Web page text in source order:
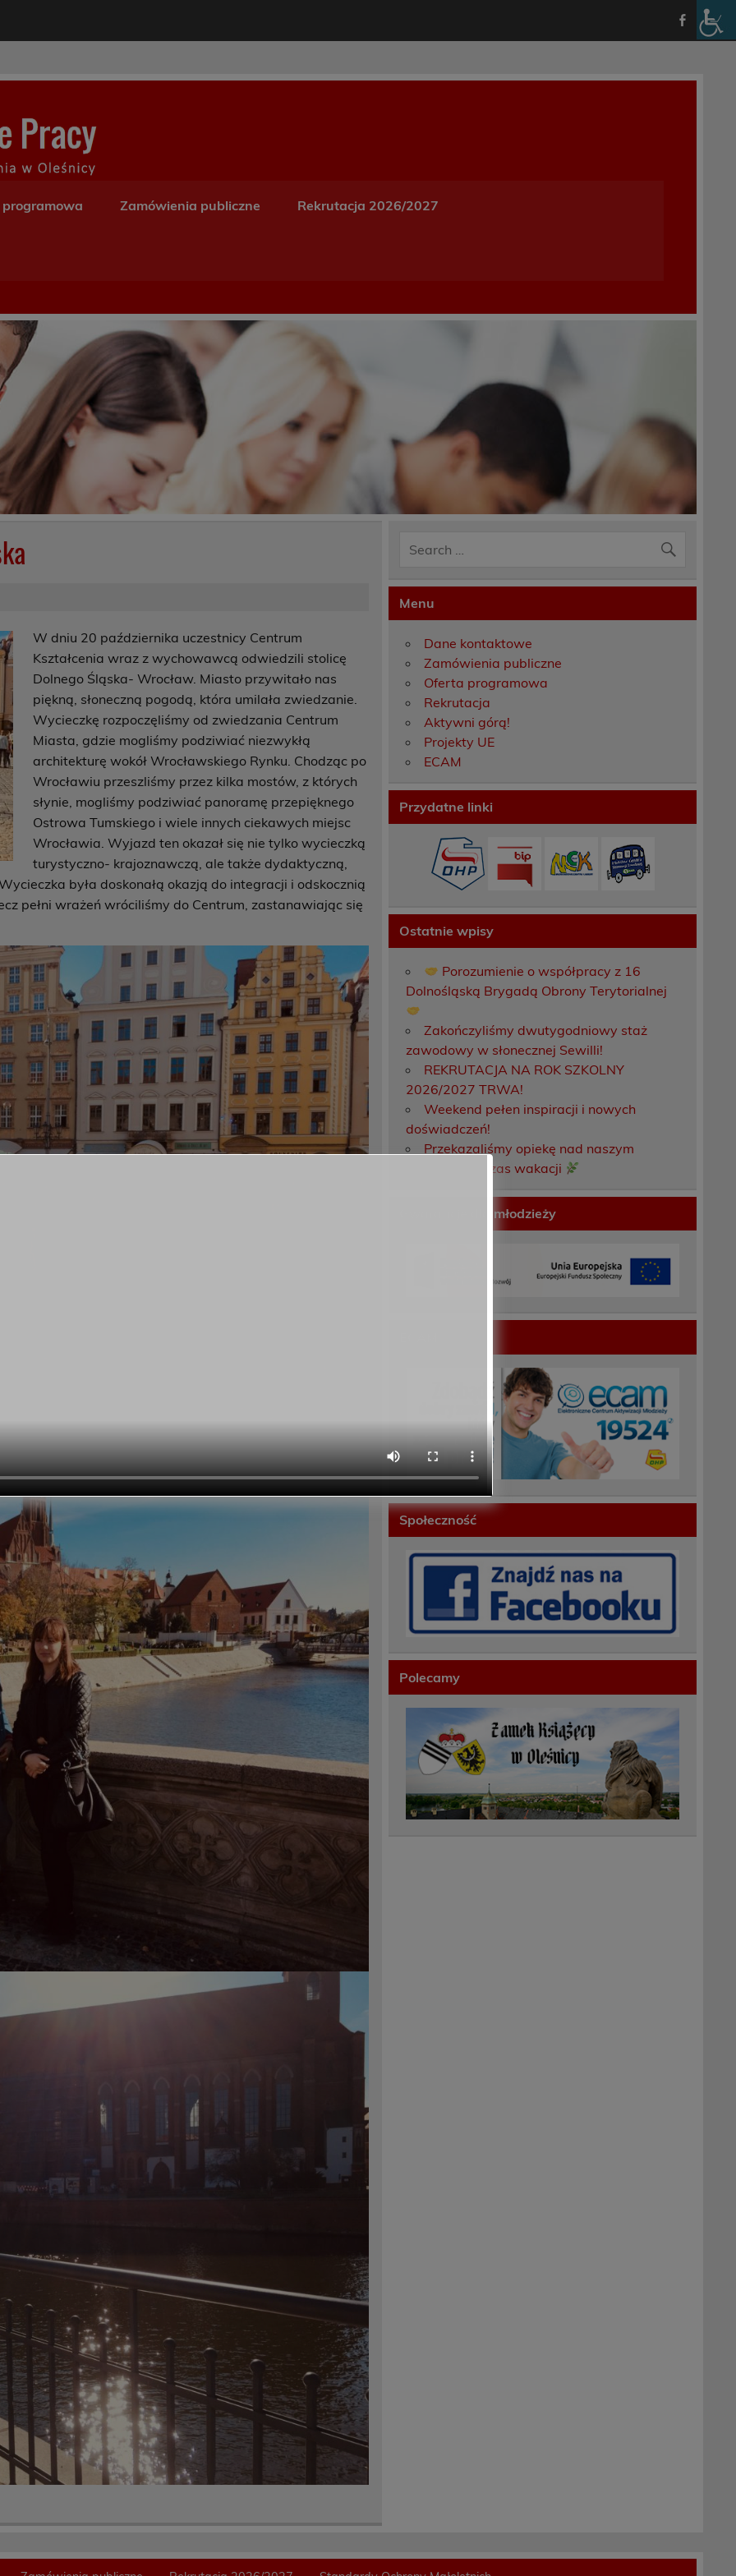
Zamówienia publiczne Rekrutacja 2026/2027
W dniu 20 października uczestnicy Centrum
Kształcenia wraz z wychowawcą odwiedzili stolicę
Dolnego Śląska- Wrocław. Miasto przywitało nas
piękną, słoneczną pogodą, która umilała zwiedzanie.
Wycieczkę rozpoczęliśmy od zwiedzania Centrum
Miasta, gdzie mogliśmy podziwiać niezwykłą
architekturę wokół Wrocławskiego Rynku. Chodząc po
Wrocławiu przeszliśmy przez kilka mostów, z których
słynie, mogliśmy podziwiać panoramę przepięknego
Ostrowa Tumskiego i wiele innych ciekawych miejsc
Wrocławia. Wyjazd ten okazał się nie tylko wycieczką
turystyczno- krajoznawczą, ale także dydaktyczną,
była doskonałą okazją do integracji i odskocznią
pełni wrażeń wróciliśmy do Centrum, zastanawiając się
Menu
Dane kontaktowe
Zamówienia publiczne
Oferta programowa
Rekrutacja
Aktywni górą!
Projekty UE
ECAM
Przydatne linki
Ostatnie wpisy
Porozumienie o współpracy z 16
Dolnośląską Brygadą Obrony Terytorialnej
Zakończyliśmy dwutygodniowy staż
zawodowy w słonecznej Sewilli!
REKRUTACJA NA ROK SZKOLNY
2026/2027 TRWA!
Weekend pełen inspiracji i nowych
doświadczeń!
Przekazaliśmy opiekę nad naszym
ogrodem na czas wakacji
Gwarancje dla młodzieży
Społeczność
Polecamy